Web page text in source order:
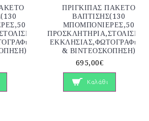
ΠΡΙΓΚΙΠΑΣ ΠΑΚΕΤΟ
ΒΑΠΤΙΣΗΣ(130
ΜΠΟΜΠΟΝΙΕΡΕΣ,50
ΕΚΚΛΗΣΙΑΣ,ΦΩΤΟΓΡΑΦηΣΗ
& ΒΙΝΤΕΟΣΚΟΠΗΣΗ)
695,00€
Καλάθι